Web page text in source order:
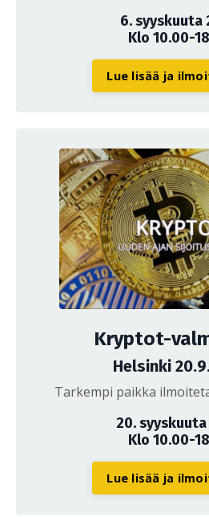
6. syyskuuta
Klo 10.00-
Lue lisää ja
Kryptot-
Helsinki
Tarkempi paikka
20.
Klo 10.00-
Lue lisää ja